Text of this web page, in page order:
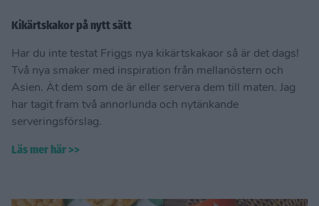
Kikärtskakor på nytt sätt
Har du inte testat Friggs nya kikärtskakaor så är det dags!
Två nya smaker med inspiration från mellanöstern och
Asien. Ät dem som de är eller servera dem till maten. Jag
har tagit fram två annorlunda och nytänkande
serveringsförslag.
Läs mer här >>